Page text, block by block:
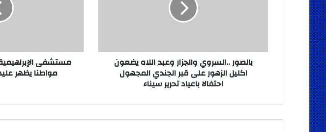
على
باعياد
سيناء
بالصور ..السروي والجزار وعبد اللاه يضعون
اكليل الزهور على قبر الجندي المجهول
احتفالا باعياد تحرير سيناء
أعراض
التسمم
مواطنا يظهر